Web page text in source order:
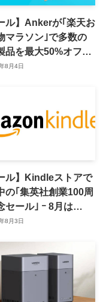
ル】Ankerが｢楽天お
マラソン｣で多数の
品を最大50%オフで
るセールを開催中
8月4日
ル】Kindleストアで
の｢集英社創業100周
セール｣ ｰ 8月は
｣全巻が100円均一
8月3日